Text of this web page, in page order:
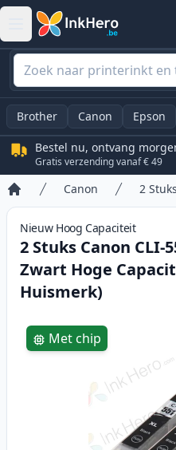
Brother Canon Epson
Bestel nu, ontvang
Gratis verzending vanaf € 49
Home
Canon
Nieuw Hoog Capaciteit
2 Stuks Canon
Zwart Hoge
Huismerk)
Product information
Met chip